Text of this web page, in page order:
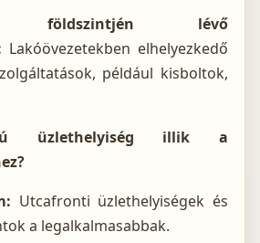
földszintjén lévő
Lakóövezetekben elhelyezkedő
például kisboltok,
üzlethelyiség illik a
Utcafronti üzlethelyiségek és
a legalkalmasabbak.